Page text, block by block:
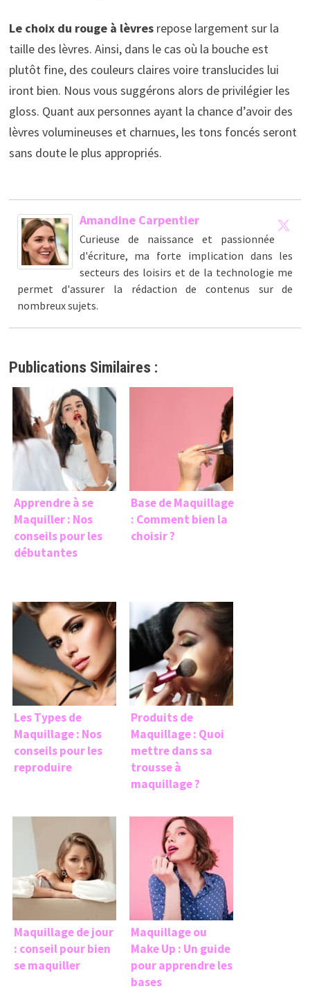
Le choix du rouge à lèvresrepose largement sur la
taille des lèvres. Ainsi, dans le cas où la bouche est
plutôt fine, des couleurs claires voire translucides lui
iront bien. Nous vous suggérons alors de privilégier les
gloss. Quant aux personnes ayant la chance d’avoir des
lèvres volumineuses et charnues, les tons foncés seront
sans doute le plus appropriés.
Amandine Carpentier
Curieuse de naissance et passionnée
d'écriture, ma forte implication dans les
secteurs des loisirs et de la technologie me
permet d'assurer la rédaction de contenus sur de
nombreux sujets.
Publications Similaires :
Apprendre à se
Maquiller : Nos
conseils pour les
débutantes
Base de Maquillage
: Comment bien la
choisir ?
Les Types de
Maquillage : Nos
conseils pour les
reproduire
Produits de
Maquillage : Quoi
mettre dans sa
trousse à
maquillage ?
Maquillage de jour
: conseil pour bien
se maquiller
Maquillage ou
Make Up : Un guide
pour apprendre les
bases